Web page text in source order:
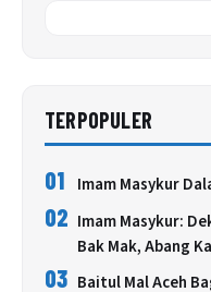
TERPOPULER
01 Imam Masykur
02 Imam Masykur:
Bak Mak, Abang
03 Baitul Mal Aceh